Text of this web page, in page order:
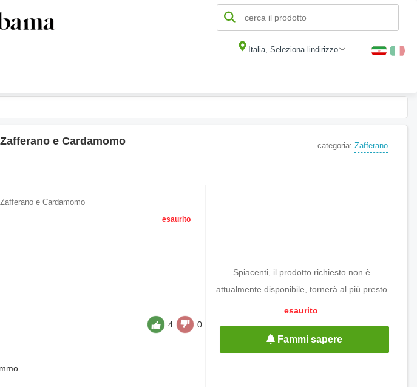
Italia, Seleziona lindirizzo
e Cardamomo categoria: Zafferano
e Cardamomo
esaurito
4 0
Spiacenti, il prodotto richiesto non è
attualmente disponibile, tornerà al più presto
esaurito
Fammi sapere